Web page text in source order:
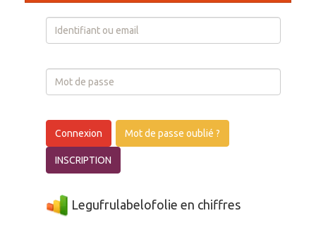
Login
Connexion Mot de passe oublié ?
INSCRIPTION
Legufrulabelofolie en chiffres